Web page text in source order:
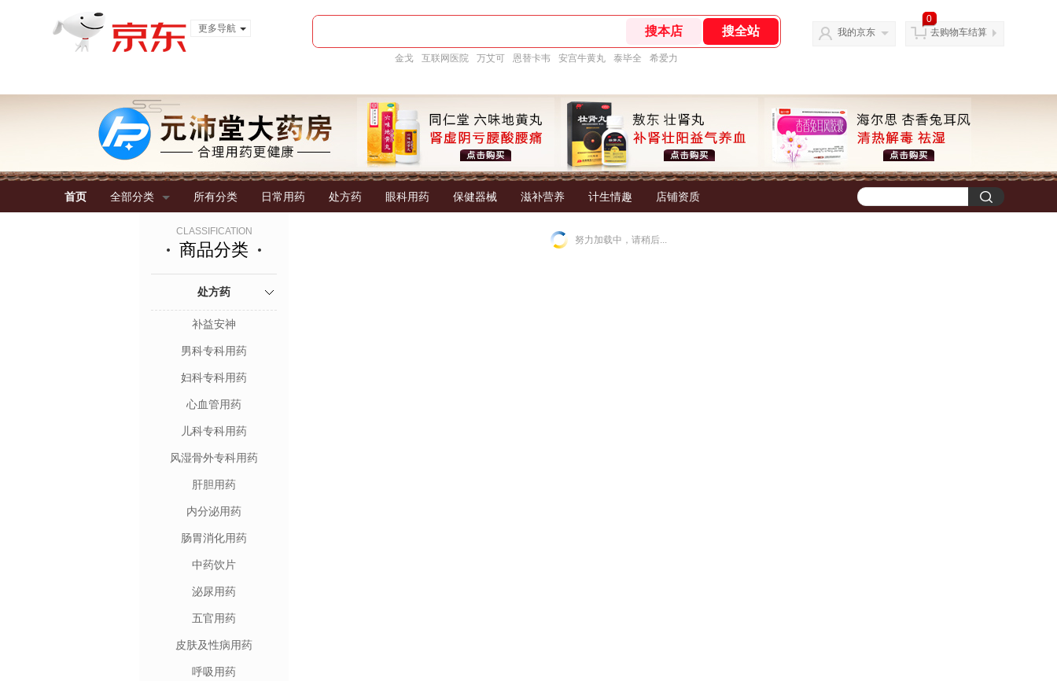
更多导航
金戈 互联网医院 万艾可 恩替卡韦 安宫牛黄丸 泰毕全 希爱力
我的京东
0
去购物车结算
首页 全部分类 所有分类 日常用药 处方药 眼科用药 保健器械 滋补营养 计生情趣 店铺资质
CLASSIFICATION
商品分类
处方药
补益安神
男科专科用药
妇科专科用药
心血管用药
儿科专科用药
风湿骨外专科用药
肝胆用药
内分泌用药
肠胃消化用药
中药饮片
泌尿用药
五官用药
皮肤及性病用药
呼吸用药
努力加载中，请稍后...